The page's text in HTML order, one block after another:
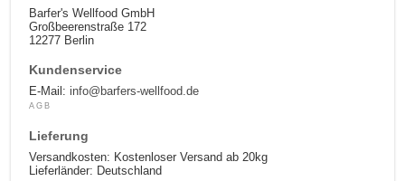
Barfer's Wellfood GmbH
Großbeerenstraße 172
12277 Berlin
Kundenservice
E-Mail:info@barfers-wellfood.de
AGB
Lieferung
Versandkosten: Kostenloser Versand ab 20kg
Lieferländer: Deutschland